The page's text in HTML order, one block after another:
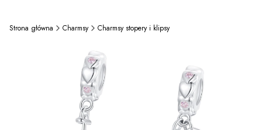
Strona główna Charmsy Charmsy stopery i klipsy